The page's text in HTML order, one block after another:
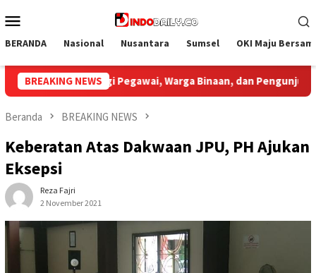
ke
Mobile
BERANDA Nasional Nusantara Sumsel OKI Maju
BREAKING NEWS
Pengunjung Bupati Muba Sambut Aspirasi Santun
Beranda BREAKING NEWS
Keberatan Atas Dakwaan JPU, PH Ajukan
Eksepsi
Reza Fajri
2 November 2021